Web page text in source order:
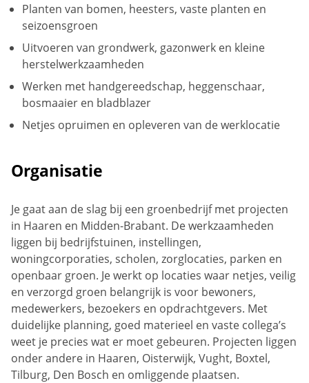
Planten van bomen, heesters, vaste planten en
seizoensgroen
Uitvoeren van grondwerk, gazonwerk en kleine
herstelwerkzaamheden
Werken met handgereedschap, heggenschaar,
bosmaaier en bladblazer
Netjes opruimen en opleveren van de werklocatie
Organisatie
Je gaat aan de slag bij een groenbedrijf met projecten
in Haaren en Midden-Brabant. De werkzaamheden
liggen bij bedrijfstuinen, instellingen,
woningcorporaties, scholen, zorglocaties, parken en
openbaar groen. Je werkt op locaties waar netjes, veilig
en verzorgd groen belangrijk is voor bewoners,
medewerkers, bezoekers en opdrachtgevers. Met
duidelijke planning, goed materieel en vaste collega’s
weet je precies wat er moet gebeuren. Projecten liggen
onder andere in Haaren, Oisterwijk, Vught, Boxtel,
Tilburg, Den Bosch en omliggende plaatsen.